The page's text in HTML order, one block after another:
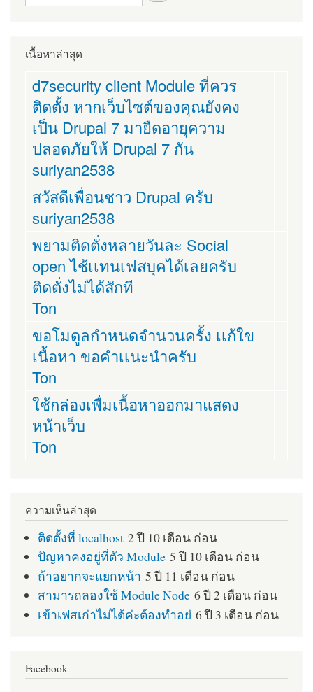
เนื้อหาล่าสุด
d7security client Module ที่ควร
ติดตั้ง หากเว็บไซต์ของคุณยังคง
เป็น Drupal 7 มายืดอายุความ
ปลอดภัยให้ Drupal 7 กัน
suriyan2538
สวัสดีเพื่อนชาว Drupal ครับ
suriyan2538
พยามติดตั่งหลายวันละ Social
open ไช้เเทนเฟสบุคได้เลยครับ
ติดตั่งไม่ได้สักที
Ton
ขอโมดูลกำหนดจำนวนครั้ง เเก้ใข
เนื้อหา ขอคำเเนะนำครับ
Ton
ใช้กล่องเพื่มเนื้อหาออกมาแสดง
หน้าเว็บ
Ton
ความเห็นล่าสุด
ติดตั้งที่ localhost 2 ปี 10 เดือน ก่อน
ปัญหาคงอยู่ที่ตัว Module 5 ปี 10 เดือน ก่อน
ถ้าอยากจะแยกหน้า 5 ปี 11 เดือน ก่อน
สามารถลองใช้ Module Node 6 ปี 2 เดือน ก่อน
เข้าเฟสเก่าไม่ได้ค่ะต้องทำอย่ 6 ปี 3 เดือน ก่อน
Facebook